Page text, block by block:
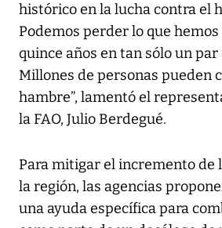
histórico en la lucha contra el
Podemos perder lo que
quince años en tan sólo un par
Millones de personas pueden
hambre”, lamentó el
la FAO, Julio Berdegué.
Para mitigar el incremento de
la región, las agencias
una ayuda específica para